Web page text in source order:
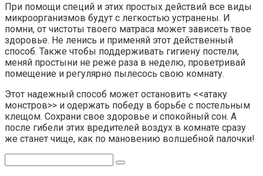
При помощи специй и этих простых действий все виды
микроорганизмов будут с легкостью устранены. И
помни, от чистоты твоего матраса может зависеть твое
здоровье. Не ленись и применяй этот действенный
способ. Также чтобы поддерживать гигиену постели,
меняй простыни не реже раза в неделю, проветривай
помещение и регулярно пылесось свою комнату.
Этот надежный способ может остановить <<атаку
монстров>> и одержать победу в борьбе с постельным
клещом. Сохрани свое здоровье и спокойный сон. А
после гибели этих вредителей воздух в комнате сразу
же станет чище, как по мановению волшебной палочки!